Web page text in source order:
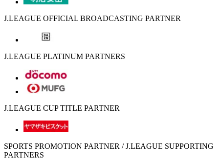
J.LEAGUE OFFICIAL BROADCASTING PARTNER
J.LEAGUE PLATINUM PARTNERS
J.LEAGUE CUP TITLE PARTNER
SPORTS PROMOTION PARTNER / J.LEAGUE SUPPORTING
PARTNERS